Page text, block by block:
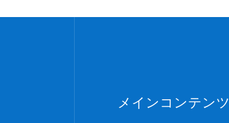
メインコンテンツ